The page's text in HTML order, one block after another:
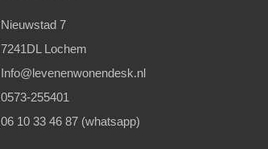
Nieuwstad 7
7241DL Lochem
Info@levenenwonendesk.nl
0573-255401
06 10 33 46 87 (whatsapp)